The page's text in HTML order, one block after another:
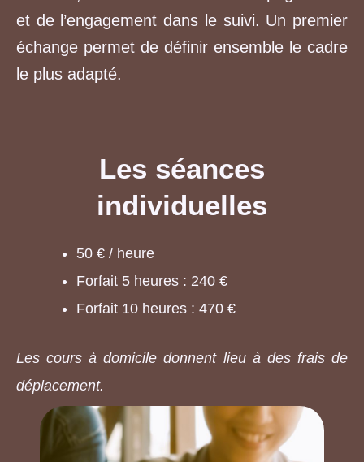
et de l’engagement dans le suivi. Un premier
échange permet de définir ensemble le cadre
le plus adapté.
Les séances
individuelles
50 € / heure
Forfait 5 heures : 240 €
Forfait 10 heures : 470 €
Les cours à domicile donnent lieu à des frais de
déplacement.